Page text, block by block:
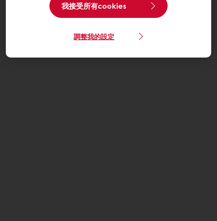
我接受所有cookies
調整我的設定